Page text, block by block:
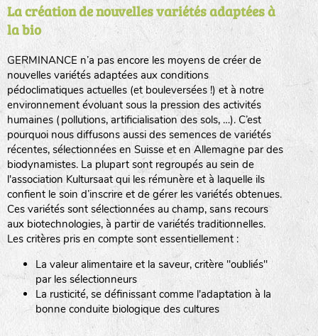
La création de nouvelles variétés adaptées à
la bio
GERMINANCE n’a pas encore les moyens de créer de
nouvelles variétés adaptées aux conditions
pédoclimatiques actuelles (et bouleversées !) et à notre
environnement évoluant sous la pression des activités
humaines (pollutions, artificialisation des sols, …). C’est
pourquoi nous diffusons aussi des semences de variétés
récentes, sélectionnées en Suisse et en Allemagne par des
biodynamistes. La plupart sont regroupés au sein de
l'association Kultursaat qui les rémunère et à laquelle ils
confient le soin d’inscrire et de gérer les variétés obtenues.
Ces variétés sont sélectionnées au champ, sans recours
aux biotechnologies, à partir de variétés traditionnelles.
Les critères pris en compte sont essentiellement :
La valeur alimentaire et la saveur, critère "oubliés"
par les sélectionneurs
La rusticité, se définissant comme l'adaptation à la
bonne conduite biologique des cultures
BINGENHEIMER SAATGUT (BGH)
www.bingenheimersaatgut.de
DE BOLSTER (DBO)
www.bolster.nl
GRAINE DEL PAÏS (GDP)
www.grainesdelpais.com
JARDIN EN’VIE (JEV)
LA BOITE A GRAINES (LBAG)
20 : Année de récolte(ici 2020)
BPA : Initiales du producteur ou du fournisseur de la
semence.
1 : Numéro d’ordre du lot
A : Sans calibre.
G: Gros
M: Moyen calibre
P: Petit calibre
Légumes feuilles
Légumes racines
Plantes aromatiques